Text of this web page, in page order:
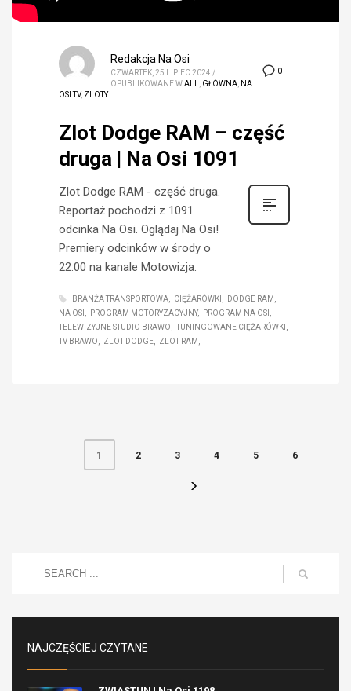
0
Redakcja Na Osi
CZWARTEK, 25 LIPIEC 2024 /
OPUBLIKOWANE WALL GŁÓWNA NA
OSI TV, ZLOTY
Zlot Dodge RAM – część
druga | Na Osi 1091
Zlot Dodge RAM - część druga.
Reportaż pochodzi z 1091
odcinka Na Osi. Oglądaj Na Osi!
Premiery odcinków w środy o
22:00 na kanale Motowizja.
BRANŻA TRANSPORTOWA CIĘŻARÓWKI
DODGE RAM
NA OSI
PROGRAM MOTORYZACYJNY
PROGRAM NA OSI
TELEWIZYJNE STUDIO BRAWO
TUNINGOWANE CIĘŻARÓWKI
TV BRAWO
ZLOT DODGE ZLOT RAM
1 2 3 4 5 6
NAJCZĘŚCIEJ CZYTANE